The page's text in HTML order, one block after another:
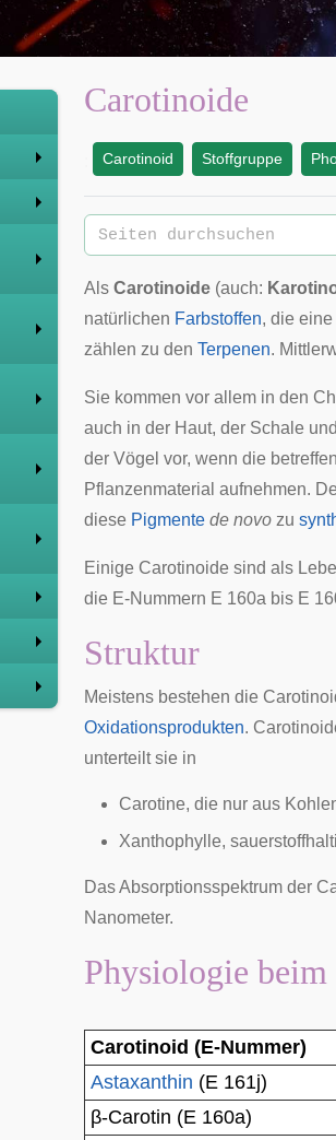
Carotinoide
Carotinoid Stoffgruppe
Als Carotinoide (auch:
natürlichen Farbstoffen, die
zählen zu den Terpenen.
Sie kommen vor allem in den
auch in der Haut, der Schale
der Vögel vor, wenn die
Pflanzenmaterial aufnehmen.
diese Pigmente de novo zu
Einige Carotinoide sind als
die E-Nummern E 160a bis E
Struktur
Meistens bestehen die
Oxidationsprodukten.
unterteilt sie in
Carotine, die nur aus
Xanthophylle,
Das Absorptionsspektrum der
Nanometer.
Physiologie beim
Carotinoid (E-Nummer)
Astaxanthin (E 161j)
β-Carotin (E 160a)